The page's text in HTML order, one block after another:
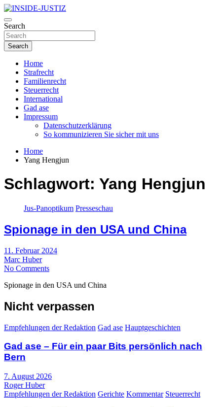
Skip
to
content
INSIDE-JUSTIZ
Investigativer Journalismus zur Dritten Gewalt
Search
Search
Home
Strafrecht
Familienrecht
Steuerrecht
International
Gad ase
Impressum
Datenschutzerklärung
So kommunizieren Sie sicher mit uns
Home
Yang Hengjun
Schlagwort: Yang Hengjun
Jus-Panoptikum Presseschau
Spionage in den USA und China
11. Februar 2024
Marc Huber
No Comments
Spionage in den USA und China
Nicht verpassen
Empfehlungen der Redaktion Gad ase Hauptgeschichten
Gad ase – Für ein paar Bits persönlich nach
Bern
7. August 2026
Roger Huber
Empfehlungen der Redaktion Gerichte Kommentar Steuerrecht